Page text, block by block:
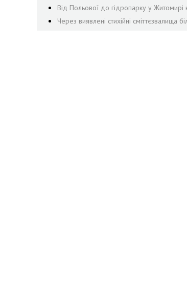
Від Польової до гідропарку у
Через виявлені стихійні сміттєзвалища